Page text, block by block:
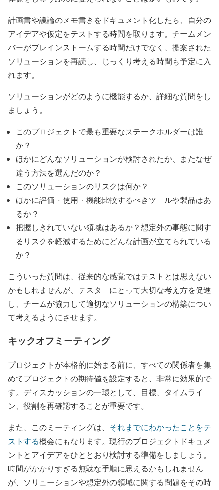
計画書や議論のメモ書きをドキュメント化したら、自分の
アイデアや仮定をテストする時間を取ります。チームメン
バーがブレインストームする時間だけでなく、提案された
ソリューションを再読し、じっくり考える時間も予定に入
れます。
ソリューションがどのように機能するか、詳細な質問をし
ましょう。
このプロジェクトで最も重要なステークホルダーは誰
か？
ほかにどんなソリューションが検討されたか、またなぜ
違う方法を選んだのか？
このソリューションのリスクは何か？
ほかに評価・使用・機能比較するべきツールや製品はあ
るか？
把握しきれていない領域はあるか？想定外の事態に関す
るリスクを軽減するためにどんな計画が立てられている
か？
こういった質問は、従来的な感覚ではテストとは思えない
かもしれませんが、テスターにとって大切な考え方を促進
し、チームが協力して適切なソリューションの構築につい
て考えるようにさせます。
キックオフミーティング
プロジェクトが本格的に始まる前に、すべての関係者を集
めてプロジェクトの期待値を設定すると、非常に効果的で
す。ディスカッションの一環として、目標、タイムライ
ン、役割を再確認することが重要です。
また、このミーティングは、 それまでにわかったことをテ
ストする機会にもなります。現行のプロジェクトドキュメ
ントとアイデアをひととおり検討する準備をしましょう。
時間がかかりすぎる無駄な手順に思えるかもしれません
が、ソリューションや想定外の領域に関する問題をその時